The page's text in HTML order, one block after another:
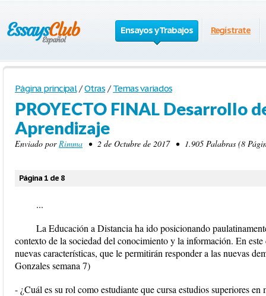
Ensayos y Trabajos Regístrate
Página principal / Otras / Temas variados
PROYECTO FINAL Desarrollo
Aprendizaje
Enviado porRimma • 2 de Octubre de 2017 • 1.905 Palabras (8
Página 1 de 8
...
La Educación a Distancia ha ido posicionando
contexto de la sociedad del conocimiento y la información. En
nuevas características, que le permitirán responder a las nuevas
Gonzales semana 7)
- ¿Cuál es su rol como estudiante que cursa estudios superiores en